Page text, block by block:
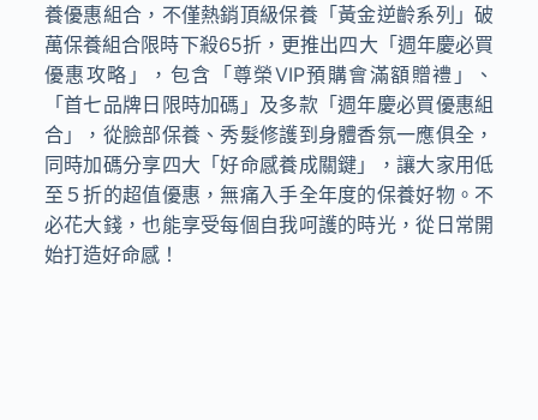
養優惠組合，不僅熱銷頂級保養「黃金逆齡系列」破
萬保養組合限時下殺65折，更推出四大「週年慶必買
優惠攻略」，包含「尊榮VIP預購會滿額贈禮」、
「首七品牌日限時加碼」及多款「週年慶必買優惠組
合」，從臉部保養、秀髮修護到身體香氛一應俱全，
同時加碼分享四大「好命感養成關鍵」，讓大家用低
至５折的超值優惠，無痛入手全年度的保養好物。不
必花大錢，也能享受每個自我呵護的時光，從日常開
始打造好命感！